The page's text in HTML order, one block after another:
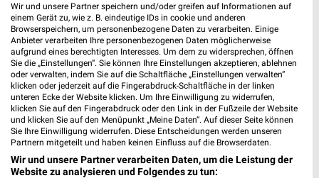
Angebote-Kalender für Rossmann in
Bühl und Umgebung
Wir und unsere Partner speichern und/oder greifen auf Informationen auf
einem Gerät zu, wie z. B. eindeutige IDs in cookie und anderen
Browserspeichern, um personenbezogene Daten zu verarbeiten. Einige
Anbieter verarbeiten Ihre personenbezogenen Daten möglicherweise
aufgrund eines berechtigten Interesses. Um dem zu widersprechen, öffnen
Sie die „Einstellungen“. Sie können Ihre Einstellungen akzeptieren, ablehnen
oder verwalten, indem Sie auf die Schaltfläche „Einstellungen verwalten“
klicken oder jederzeit auf die Fingerabdruck-Schaltfläche in der linken
unteren Ecke der Website klicken. Um Ihre Einwilligung zu widerrufen,
klicken Sie auf den Fingerabdruck oder den Link in der Fußzeile der Website
und klicken Sie auf den Menüpunkt „Meine Daten“. Auf dieser Seite können
Sie Ihre Einwilligung widerrufen. Diese Entscheidungen werden unseren
Partnern mitgeteilt und haben keinen Einfluss auf die Browserdaten.
Wir und unsere Partner verarbeiten Daten, um die Leistung der
Website zu analysieren und Folgendes zu tun: